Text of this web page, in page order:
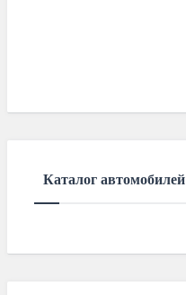
Каталог автомобилей